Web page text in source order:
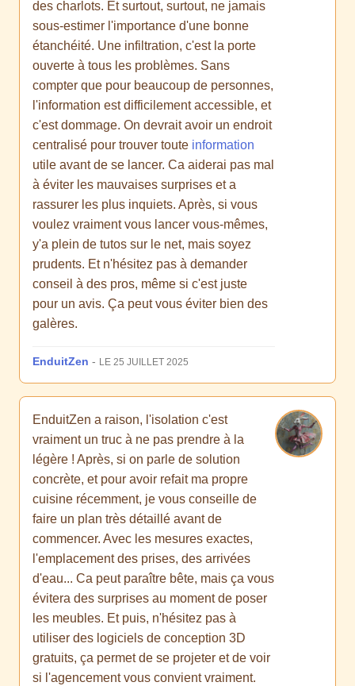
des charlots. Et surtout, surtout, ne jamais
sous-estimer l'importance d'une bonne
étanchéité. Une infiltration, c'est la porte
ouverte à tous les problèmes. Sans
compter que pour beaucoup de personnes,
l'information est difficilement accessible, et
c'est dommage. On devrait avoir un endroit
centralisé pour trouver toute information
utile avant de se lancer. Ca aiderai pas mal
à éviter les mauvaises surprises et a
rassurer les plus inquiets. Après, si vous
voulez vraiment vous lancer vous-mêmes,
y'a plein de tutos sur le net, mais soyez
prudents. Et n'hésitez pas à demander
conseil à des pros, même si c'est juste
pour un avis. Ça peut vous éviter bien des
galères.
EnduitZen - LE 25 JUILLET 2025
EnduitZen a raison, l'isolation c'est
vraiment un truc à ne pas prendre à la
légère ! Après, si on parle de solution
concrète, et pour avoir refait ma propre
cuisine récemment, je vous conseille de
faire un plan très détaillé avant de
commencer. Avec les mesures exactes,
l'emplacement des prises, des arrivées
d'eau... Ca peut paraître bête, mais ça vous
évitera des surprises au moment de poser
les meubles. Et puis, n'hésitez pas à
utiliser des logiciels de conception 3D
gratuits, ça permet de se projeter et de voir
si l'agencement vous convient vraiment.